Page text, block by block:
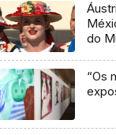
do
“Os